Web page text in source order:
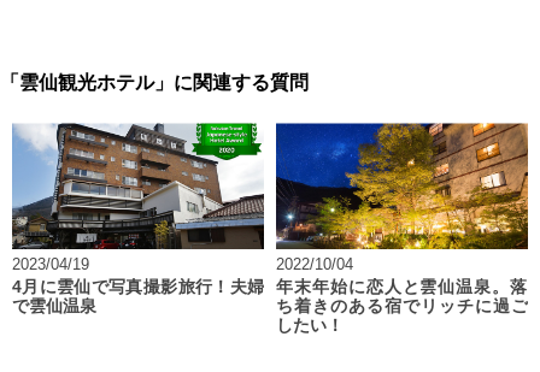
「雲仙観光ホテル」に関連する質問
2023/04/19
4月に雲仙で写真撮影旅行！夫婦
で雲仙温泉
2022/10/04
年末年始に恋人と雲仙温泉。落
ち着きのある宿でリッチに過ご
したい！